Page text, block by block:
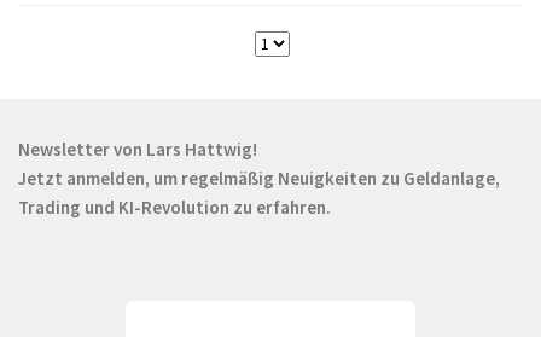
Newsletter von Lars Hattwig!
Jetzt anmelden, um regelmäßig Neuigkeiten zu Geldanlage,
Trading und KI-Revolution zu erfahren.